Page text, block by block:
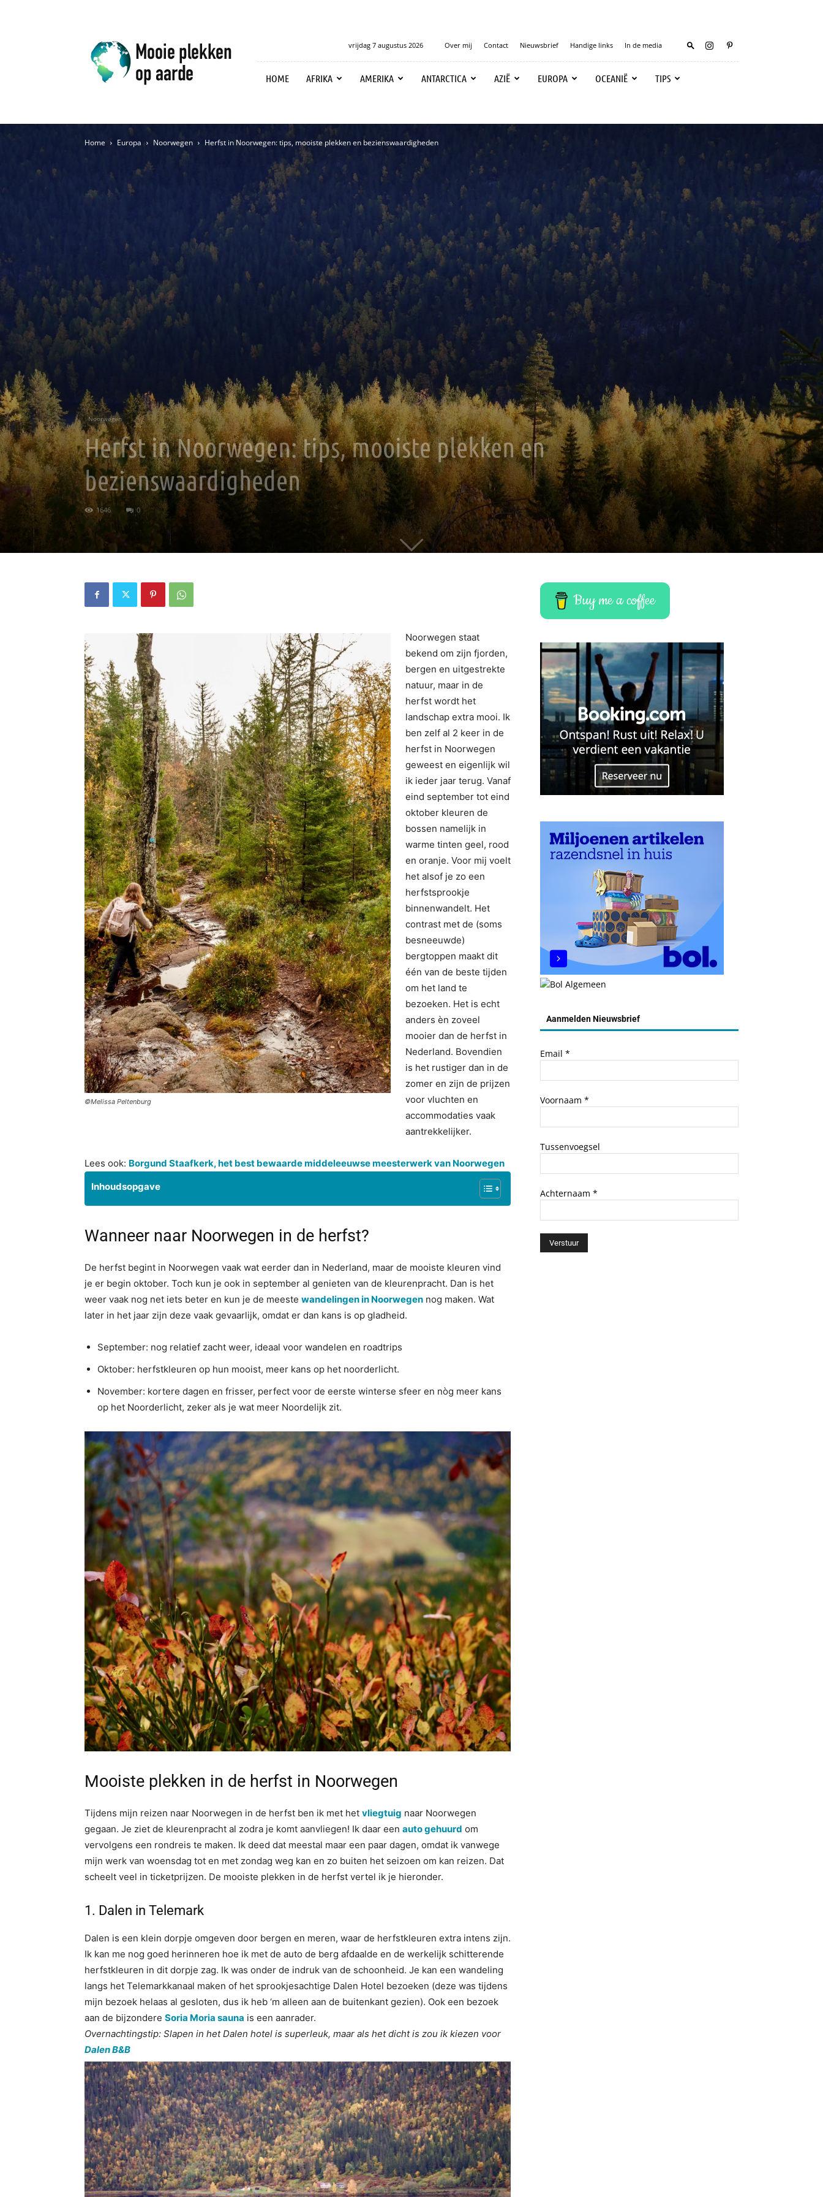
Mooie
plekken
op
aarde
vrijdag 7 augustus 2026 Over mij Contact Nieuwsbrief Handige links In de media
HOME AFRIKA AMERIKA ANTARCTICA AZIË EUROPA OCEANIË TIPS
Home Europa Noorwegen Herfst in Noorwegen: tips, mooiste plekken en bezienswaardigheden
Noorwegen
Herfst in Noorwegen: tips, mooiste plekken en
bezienswaardigheden
1646 0
©Melissa Peltenburg
Noorwegen staat
bekend om zijn fjorden,
bergen en uitgestrekte
natuur, maar in de
herfst wordt het
landschap extra mooi. Ik
ben zelf al 2 keer in de
herfst in Noorwegen
geweest en eigenlijk wil
ik ieder jaar terug. Vanaf
eind september tot eind
oktober kleuren de
bossen namelijk in
warme tinten geel, rood
en oranje. Voor mij voelt
het alsof je zo een
herfstsprookje
binnenwandelt. Het
contrast met de (soms
besneeuwde)
bergtoppen maakt dit
één van de beste tijden
om het land te
bezoeken. Het is echt
anders èn zoveel
mooier dan de herfst in
Nederland. Bovendien
is het rustiger dan in de
zomer en zijn de prijzen
voor vluchten en
accommodaties vaak
aantrekkelijker.
Lees ook: Borgund Staafkerk, het best bewaarde middeleeuwse meesterwerk van Noorwegen
Inhoudsopgave
Wanneer naar Noorwegen in de herfst?
De herfst begint in Noorwegen vaak wat eerder dan in Nederland, maar de mooiste kleuren vind
je er begin oktober. Toch kun je ook in september al genieten van de kleurenpracht. Dan is het
weer vaak nog net iets beter en kun je de meeste wandelingen in Noorwegen nog maken. Wat
later in het jaar zijn deze vaak gevaarlijk, omdat er dan kans is op gladheid.
September: nog relatief zacht weer, ideaal voor wandelen en roadtrips
Oktober: herfstkleuren op hun mooist, meer kans op het noorderlicht.
November: kortere dagen en frisser, perfect voor de eerste winterse sfeer en nòg meer kans
op het Noorderlicht, zeker als je wat meer Noordelijk zit.
Mooiste plekken in de herfst in Noorwegen
Tijdens mijn reizen naar Noorwegen in de herfst ben ik met het vliegtuig naar Noorwegen
gegaan. Je ziet de kleurenpracht al zodra je komt aanvliegen! Ik daar een auto gehuurd om
vervolgens een rondreis te maken. Ik deed dat meestal maar een paar dagen, omdat ik vanwege
mijn werk van woensdag tot en met zondag weg kan en zo buiten het seizoen om kan reizen. Dat
scheelt veel in ticketprijzen. De mooiste plekken in de herfst vertel ik je hieronder.
1.⁠ ⁠Dalen in Telemark
Dalen is een klein dorpje omgeven door bergen en meren, waar de herfstkleuren extra intens zijn.
Ik kan me nog goed herinneren hoe ik met de auto de berg afdaalde en de werkelijk schitterende
herfstkleuren in dit dorpje zag. Ik was onder de indruk van de schoonheid. Je kan een wandeling
langs het Telemarkkanaal maken of het sprookjesachtige Dalen Hotel bezoeken (deze was tijdens
mijn bezoek helaas al gesloten, dus ik heb ‘m alleen aan de buitenkant gezien). Ook een bezoek
aan de bijzondere Soria Moria sauna is een aanrader.
Overnachtingstip: Slapen in het Dalen hotel is superleuk, maar als het dicht is zou ik kiezen voor
Dalen B&B
Buy me a coffee
Aanmelden Nieuwsbrief
Email *
Voornaam *
Tussenvoegsel
Achternaam *